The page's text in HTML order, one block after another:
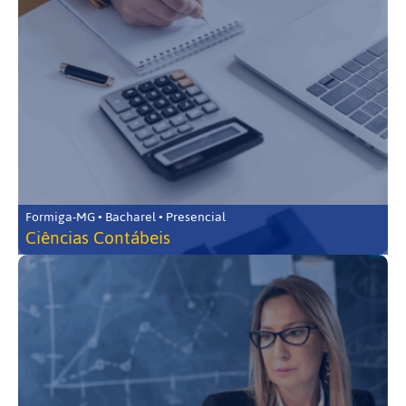
Formiga-MG • Bacharel • Presencial
Ciências Contábeis